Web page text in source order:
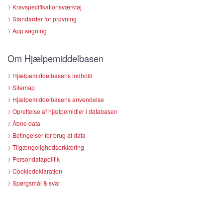
Kravspecifikationsværktøj
Standarder for prøvning
App søgning
Om Hjælpemiddelbasen
Hjælpemiddelbasens indhold
Sitemap
Hjælpemiddelbasens anvendelse
Oprettelse af hjælpemidler i databasen
Åbne data
Betingelser for brug af data
Tilgængelighedserklæring
Persondatapolitik
Cookiedeklaration
Spørgsmål & svar